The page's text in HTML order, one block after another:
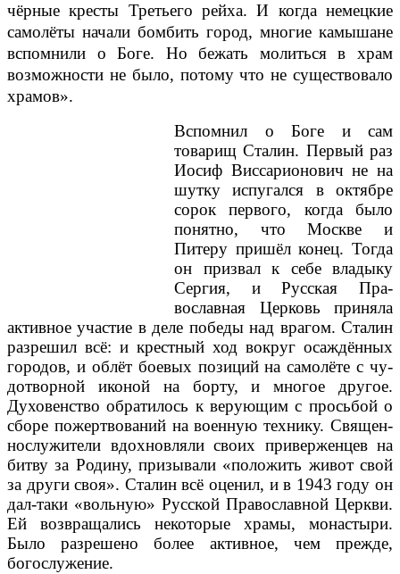
чёрные кресты Третьего рейха. И когда немецкие
самолёты начали бомбить город, многие камышане
вспомнили о Боге. Но бежать молиться в храм
возмож­ности не было, потому что не существовало
храмов».
Вспомнил о Боге и сам
товарищ Сталин. Первый раз
Иосиф Виссарионо­вич не на
шутку испугался в октябре
сорок первого, когда было
понятно, что Москве и
Питеру при­шёл конец. Тогда
он при­звал к себе владыку
Сергия, и Русская Пра­
вославная Церковь при­няла
активное участие в деле победы над вра­гом. Сталин
разрешил всё: и крестный ход вок­руг осаждённых
горо­дов, и облёт боевых по­зиций на самолёте с чу­
дотворной иконой на борту, и многое другое.
Духовенство обрати­лось к верующим с просьбой о
сборе по­жертвований на воен­ную технику. Священ­
нослужители вдохнов­ляли своих привержен­цев на
битву за Родину, призывали «положить живот свой
за други своя». Сталин всё оце­нил, и в 1943 году он
дал-таки «вольную» Русской Православной Церкви.
Ей возвращались некото­рые храмы, монастыри.
Было разрешено более активное, чем прежде,
богослужение.